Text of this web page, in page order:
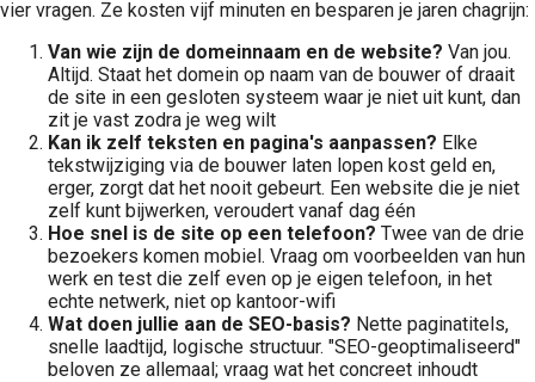
vier vragen. Ze kosten vijf minuten en besparen je jaren chagrijn:
Van wie zijn de domeinnaam en de website? Van jou.
Altijd. Staat het domein op naam van de bouwer of draait
de site in een gesloten systeem waar je niet uit kunt, dan
zit je vast zodra je weg wilt
Kan ik zelf teksten en pagina's aanpassen? Elke
tekstwijziging via de bouwer laten lopen kost geld en,
erger, zorgt dat het nooit gebeurt. Een website die je niet
zelf kunt bijwerken, veroudert vanaf dag één
Hoe snel is de site op een telefoon? Twee van de drie
bezoekers komen mobiel. Vraag om voorbeelden van hun
werk en test die zelf even op je eigen telefoon, in het
echte netwerk, niet op kantoor-wifi
Wat doen jullie aan de SEO-basis? Nette paginatitels,
snelle laadtijd, logische structuur. "SEO-geoptimaliseerd"
beloven ze allemaal; vraag wat het concreet inhoudt